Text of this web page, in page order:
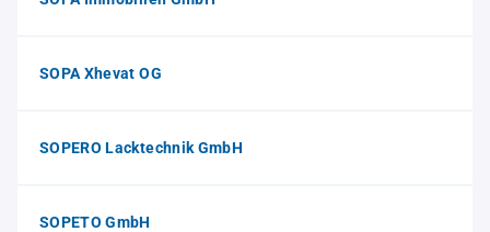
SOPA Xhevat OG
SOPERO Lacktechnik GmbH
SOPETO GmbH